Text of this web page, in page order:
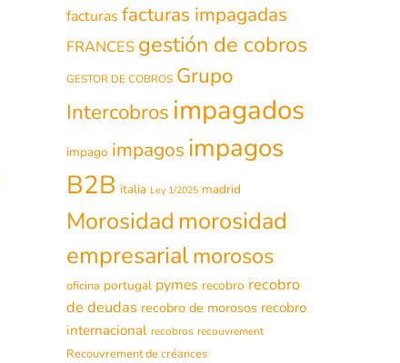
facturas facturas impagadas
FRANCES gestión de cobros
GESTOR DE COBROS Grupo
Intercobrosimpagados
impago impagos impagos
B2B italia Ley 1/2025 madrid
Morosidad morosidad
empresarialmorosos
oficina portugal pymes recobro recobro
de deudas recobro de morosos recobro
internacional recobros recouvrement
Recouvrement de créances